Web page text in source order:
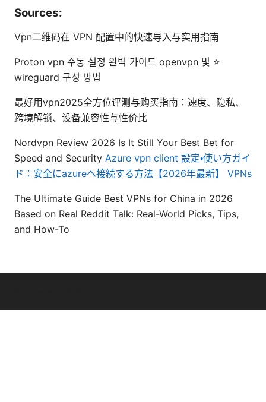
Sources:
Vpn二维码在 VPN 配置中的快速导入与实用指南
Proton vpn 수동 설정 완벽 가이드 openvpn 및 ⭐
wireguard 구성 방법
最好用vpn2025全方位评测与购买指南：速度、隐私、
跨境解锁、设备兼容性与性价比
Nordvpn Review 2026 Is It Still Your Best Bet for
Speed and Security Azure vpn client 設定・使い方ガイ
ド：安全にazureへ接続する方法【2026年最新】 VPNs
The Ultimate Guide Best VPNs for China in 2026
Based on Real Reddit Talk: Real-World Picks, Tips,
and How-To